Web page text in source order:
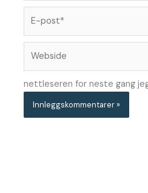
post*
nettleseren for neste gang